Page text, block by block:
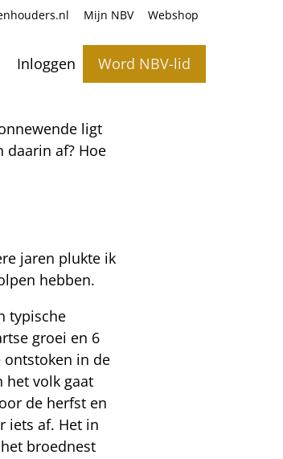
Inloggen Word NBV-lid
Mijn NBV Webshop
ligt
daarin af? Hoe
jaren plukte ik
hebben.
typische
groei en 6
ontstoken in de
het volk gaat
de herfst en
iets af. Het in
broednest